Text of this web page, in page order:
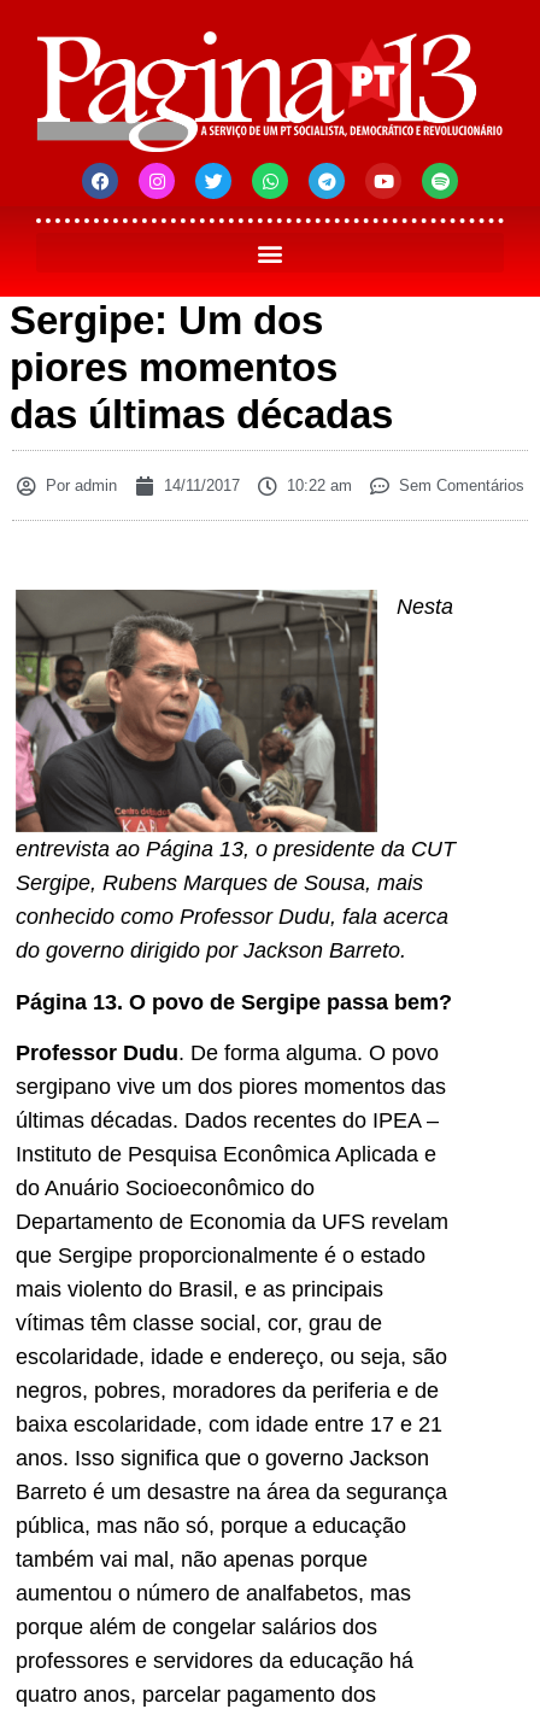
Sergipe: Um dos
piores momentos
das últimas décadas
Poradmin 14/11/2017 10:22 am Sem Comentários
Nesta
entrevista ao Página 13, o presidente da CUT
Sergipe, Rubens Marques de Sousa, mais
conhecido como Professor Dudu, fala acerca
do governo dirigido por Jackson Barreto.
Página 13. O povo de Sergipe passa bem?
Professor Dudu. De forma alguma. O povo
sergipano vive um dos piores momentos das
últimas décadas. Dados recentes do IPEA –
Instituto de Pesquisa Econômica Aplicada e
do Anuário Socioeconômico do
Departamento de Economia da UFS revelam
que Sergipe proporcionalmente é o estado
mais violento do Brasil, e as principais
vítimas têm classe social, cor, grau de
escolaridade, idade e endereço, ou seja, são
negros, pobres, moradores da periferia e de
baixa escolaridade, com idade entre 17 e 21
anos. Isso significa que o governo Jackson
Barreto é um desastre na área da segurança
pública, mas não só, porque a educação
também vai mal, não apenas porque
aumentou o número de analfabetos, mas
porque além de congelar salários dos
professores e servidores da educação há
quatro anos, parcelar pagamento dos